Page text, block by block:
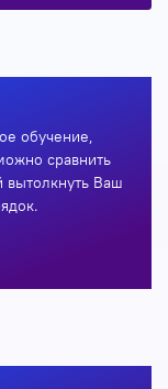
обучение,
сравнить
вытолкнуть Ваш